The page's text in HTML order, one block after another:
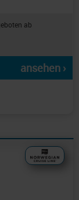
ab
ansehen ›